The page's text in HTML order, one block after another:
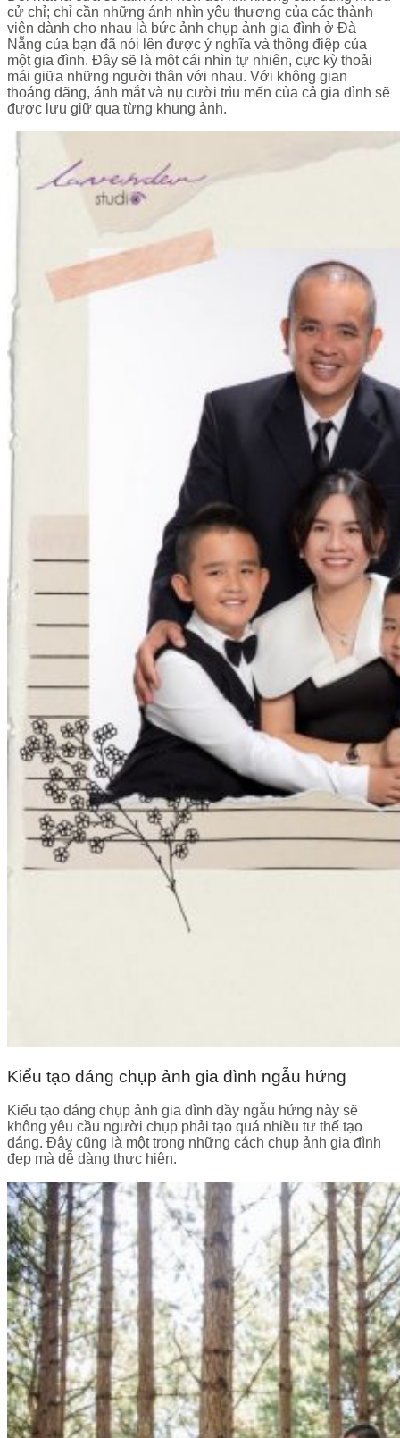
cử chỉ; chỉ cần những ánh nhìn yêu thương của các thành
viên dành cho nhau là bức ảnh chụp ảnh gia đình ở Đà
Nẵng của bạn đã nói lên được ý nghĩa và thông điệp của
một gia đình. Đây sẽ là một cái nhìn tự nhiên, cực kỳ thoải
mái giữa những người thân với nhau. Với không gian
thoáng đãng, ánh mắt và nụ cười trìu mến của cả gia đình sẽ
được lưu giữ qua từng khung ảnh.
Kiểu tạo dáng chụp ảnh gia đình ngẫu hứng
Kiểu tạo dáng chụp ảnh gia đình đầy ngẫu hứng này sẽ
không yêu cầu người chụp phải tạo quá nhiều tư thế tạo
dáng. Đây cũng là một trong những cách chụp ảnh gia đình
đẹp mà dễ dàng thực hiện.